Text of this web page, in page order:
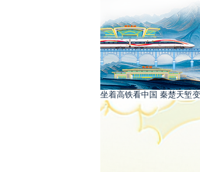
坐着高铁看中国 秦楚天堑